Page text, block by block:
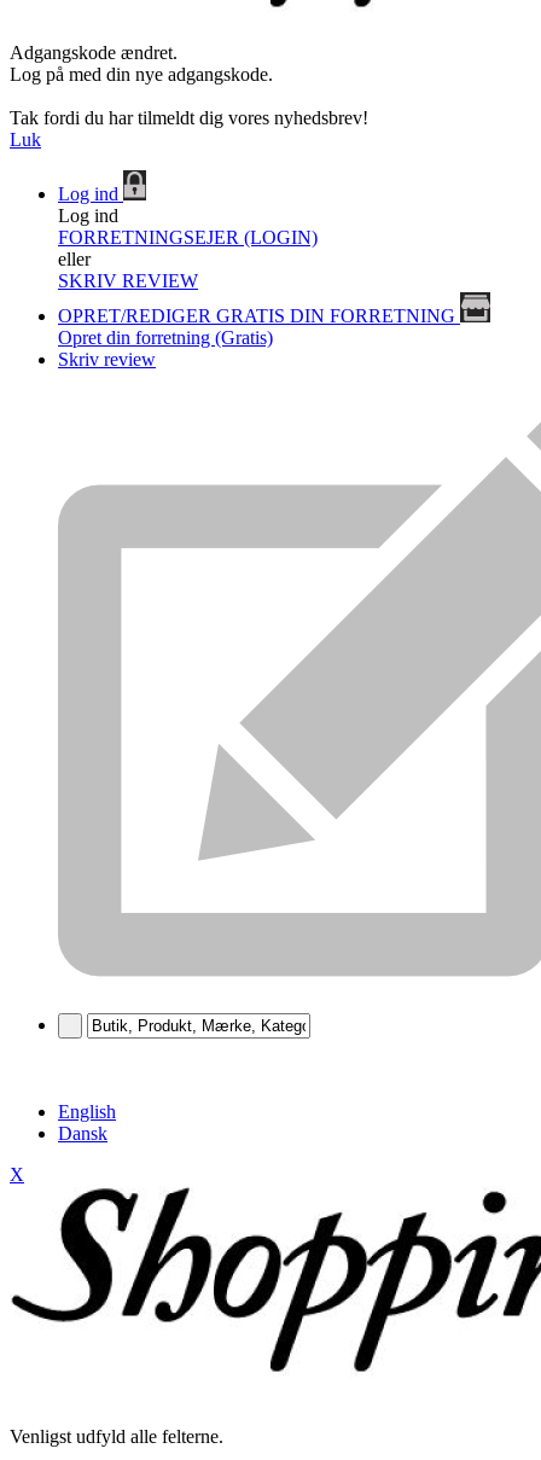
Adgangskode ændret.
Log på med din nye adgangskode.
Tak fordi du har tilmeldt dig vores nyhedsbrev!
Luk
Log ind
Log ind
FORRETNINGSEJER (LOGIN)
eller
SKRIV REVIEW
OPRET/REDIGER GRATIS DIN FORRETNING
Opret din forretning (Gratis)
Skriv review
English
Dansk
X
Venligst udfyld alle felterne.